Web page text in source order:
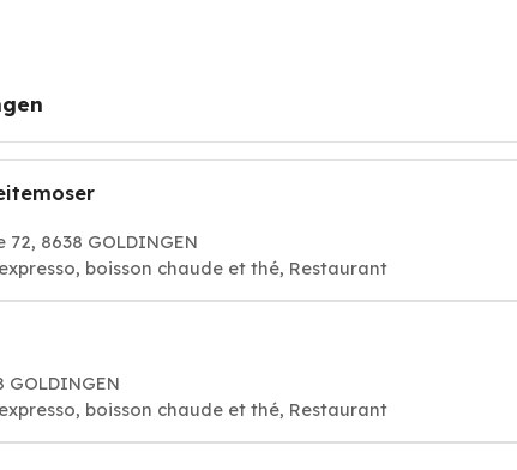
8638 GOLDINGEN
boisson chaude et thé, Restaurant
GOLDINGEN
boisson chaude et thé, Restaurant